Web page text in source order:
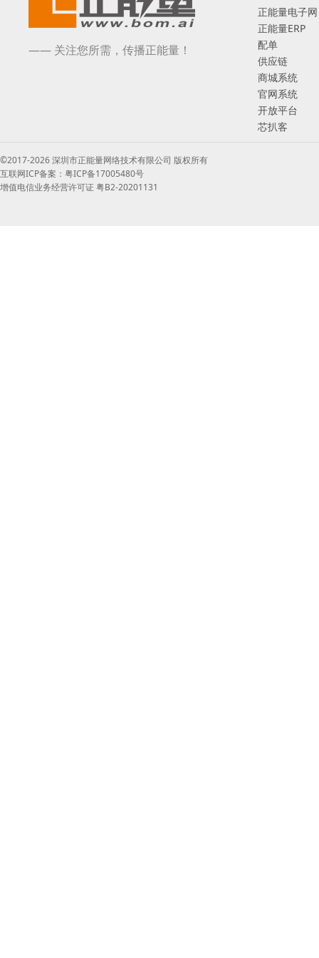
—— 关注您所需，传播正能量！
正能量电子网
正能量ERP
配单
供应链
商城系统
官网系统
开放平台
芯扒客
©2017-2026 深圳市正能量网络技术有限公司 版权所有
互联网ICP备案：粤ICP备17005480号
增值电信业务经营许可证 粤B2-20201131